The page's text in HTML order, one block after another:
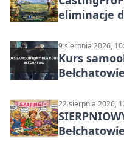
eliminacje
9 sierpnia 2026,
Kurs
Bełchatowie
22 sierpnia 2026,
Bełchatowie